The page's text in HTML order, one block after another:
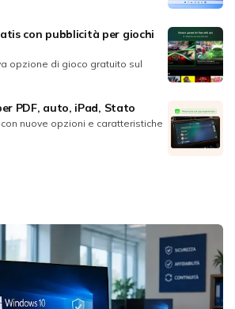
con pubblicità per giochi
opzione di gioco gratuito sul
PDF, auto, iPad, Stato
nuove opzioni e caratteristiche